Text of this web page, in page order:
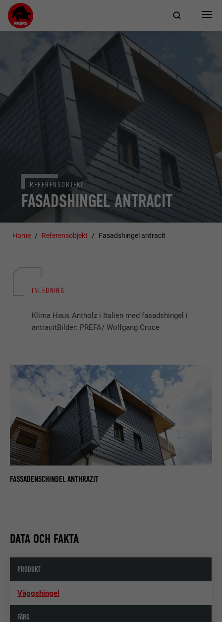
FASADSHINGEL ANTRACIT
REFERENSOBJEKT
Home Referensobjekt Fasadshingel antracit
INLEDNING
Klima Haus Antholz i Italien med fasadshingel i
antracitBilder: PREFA/ Wolfgang Croce
FASSADENSCHINDEL ANTHRAZIT
DATA OCH FAKTA
PRODUKT
Väggshingel
FÄRG